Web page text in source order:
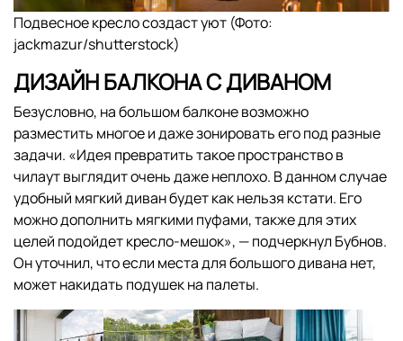
Подвесное кресло создаст уют (Фото:
jackmazur/shutterstock)
ДИЗАЙН БАЛКОНА С ДИВАНОМ
Безусловно, на большом балконе возможно
разместить многое и даже зонировать его под разные
задачи. «Идея превратить такое пространство в
чилаут выглядит очень даже неплохо. В данном случае
удобный мягкий диван будет как нельзя кстати. Его
можно дополнить мягкими пуфами, также для этих
целей подойдет кресло-мешок», — подчеркнул Бубнов.
Он уточнил, что если места для большого дивана нет,
может накидать подушек на палеты.